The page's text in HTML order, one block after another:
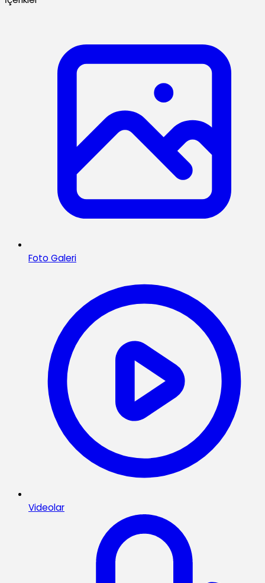
Foto Galeri
Videolar